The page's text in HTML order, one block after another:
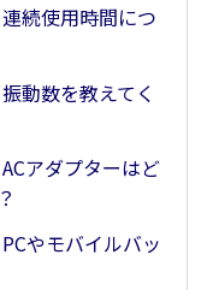
連続使用時間につ
動数を教えてく
アダプターはど
やモバイルバッ